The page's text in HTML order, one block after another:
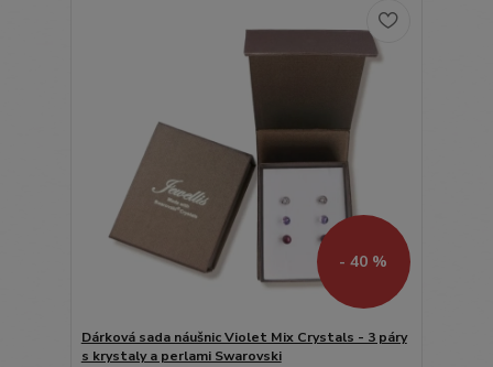
- 40 %
Dárková sada náušnic Violet Mix Crystals - 3 páry
s krystaly a perlami Swarovski